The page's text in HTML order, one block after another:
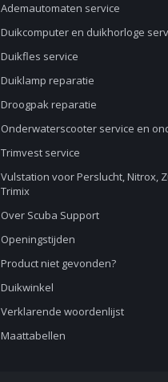
Ademautomaten service
Duikcomputer en duikhorloge
Duikfles service
Duiklamp reparatie
Droogpak reparatie
Onderwaterscooter service en
Trimvest service
Vulstation voor Perslucht, Nitrox,
Trimix
Over Scuba Support
Openingstijden
Product niet gevonden?
Duikwinkel
Verklarende woordenlijst
Maattabellen